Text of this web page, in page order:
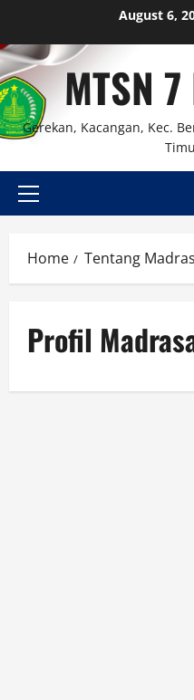
content
August 6,
MTSN
Gerekan, Kacangan, Kec.
Primary
Home Tentang
Profil